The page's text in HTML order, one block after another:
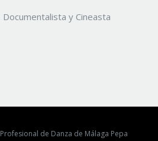
y Cineasta
de Danza de Málaga Pepa